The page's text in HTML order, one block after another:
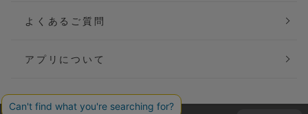
よくあるご質問
アプリについて